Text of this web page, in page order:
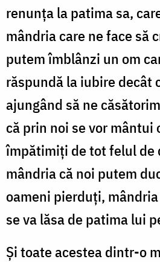
renunța la patima sa,
mândria care ne face să
putem îmblânzi un om
răspundă la iubire decât
ajungând să ne
că prin noi se vor mântui
împătimiți de tot felul de
mândria că noi putem
oameni pierduți,
se va lăsa de patima lui
Și toate acestea dintr-o